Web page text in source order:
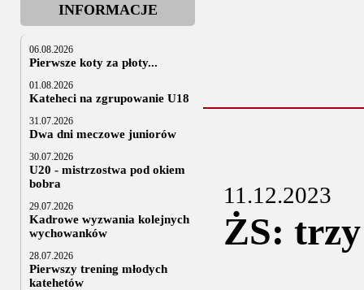
INFORMACJE
06.08.2026
Pierwsze koty za płoty...
01.08.2026
Kateheci na zgrupowanie U18
31.07.2026
Dwa dni meczowe juniorów
30.07.2026
U20 - mistrzostwa pod okiem
bobra
29.07.2026
Kadrowe wyzwania kolejnych
wychowanków
28.07.2026
Pierwszy trening młodych
katehetów
11.12.2023
ŻS: